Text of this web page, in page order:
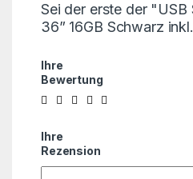
Sei der erste der "USB
36” 16GB Schwarz
Ihre
Bewertung
Ihre
Rezension